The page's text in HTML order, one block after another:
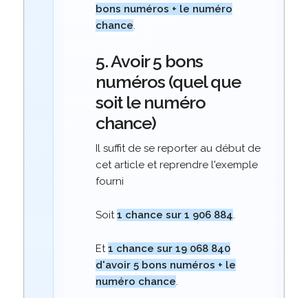
bons numéros + le numéro
chance.
5. Avoir 5 bons
numéros (quel que
soit le numéro
chance)
Il suffit de se reporter au début de
cet article et reprendre l'exemple
fourni
Soit1 chance sur 1 906 884.
Et1 chance sur 19 068 840
d'avoir 5 bons numéros + le
numéro chance.